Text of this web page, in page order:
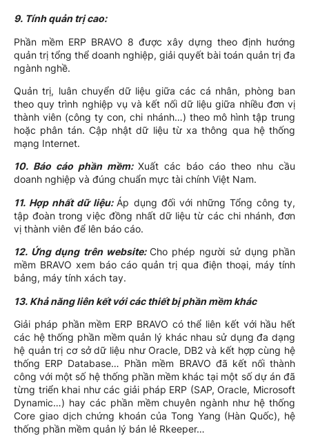
9. Tínhquản trị cao:
Phần mềm ERP BRAVO 8 được xây dựng theo định hướng
quản trị tổng thể doanh nghiệp, giải quyết bài toán quản trị đa
ngành nghề.
Quản trị, luân chuyển dữ liệu giữa các cá nhân, phòng ban
theo quy trình nghiệp vụ và kết nối dữ liệu giữa nhiều đơn vị
thành viên (công ty con, chi nhánh…) theo mô hình tập trung
hoặc phân tán. Cập nhật dữ liệu từ xa thông qua hệ thống
mạng Internet.
10. Báo cáo phần mềm: Xuất các báo cáo theo nhu cầu
doanh nghiệp và đúng chuẩn mực tài chính Việt Nam.
11. Hợp nhất dữ liệu: Áp dụng đối với những Tổng công ty,
tập đoàn trong việc đồng nhất dữ liệu từ các chi nhánh, đơn
vị thành viên để lên báo cáo.
12. Ứng dụng trên website: Cho phép người sử dụng phần
mềm BRAVO xem báo cáo quản trị qua điện thoại, máy tính
bảng, máy tính xách tay.
13. Khả năng liên kết với các thiết bị phần mềm khác
Giải pháp phần mềm ERP BRAVO có thể liên kết với hầu hết
các hệ thống phần mềm quản lý khác nhau sử dụng đa dạng
hệ quản trị cơ sở dữ liệu như Oracle, DB2 và kết hợp cùng hệ
thống ERP Database… Phần mềm BRAVO đã kết nối thành
công với một số hệ thống phần mềm khác tại một số dự án đã
từng triển khai như các giải pháp ERP (SAP, Oracle, Microsoft
Dynamic…) hay các phần mềm chuyên ngành như hệ thống
Core giao dịch chứng khoán của Tong Yang (Hàn Quốc), hệ
thống phần mềm quản lý bán lẻ Rkeeper…